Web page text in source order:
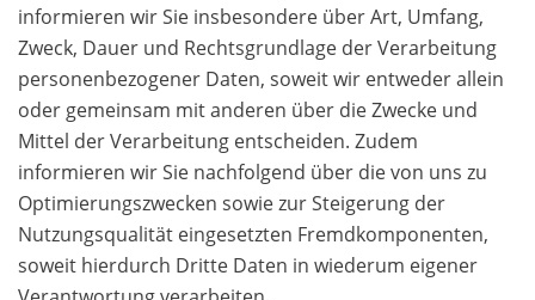
informieren wir Sie insbesondere über Art, Umfang,
Zweck, Dauer und Rechtsgrundlage der Verarbeitung
personenbezogener Daten, soweit wir entweder allein
oder gemeinsam mit anderen über die Zwecke und
Mittel der Verarbeitung entscheiden. Zudem
informieren wir Sie nachfolgend über die von uns zu
Optimierungszwecken sowie zur Steigerung der
Nutzungsqualität eingesetzten Fremdkomponenten,
soweit hierdurch Dritte Daten in wiederum eigener